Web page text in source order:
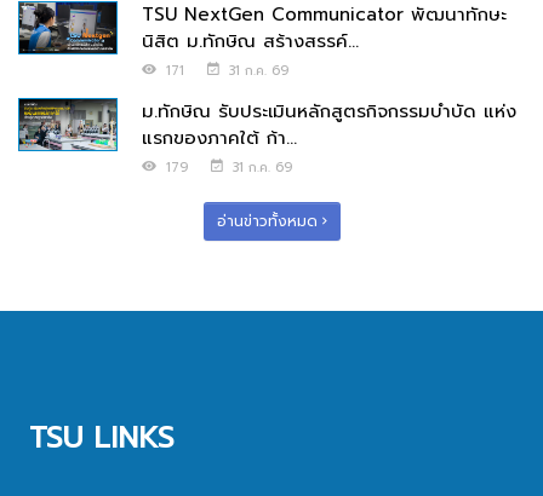
TSU NextGen Communicator พัฒนาทักษะ
นิสิต ม.ทักษิณ สร้างสรรค์...
171 31 ก.ค. 69
ม.ทักษิณ รับประเมินหลักสูตรกิจกรรมบำบัด แห่ง
แรกของภาคใต้ ก้า...
179 31 ก.ค. 69
อ่านข่าวทั้งหมด
TSU LINKS